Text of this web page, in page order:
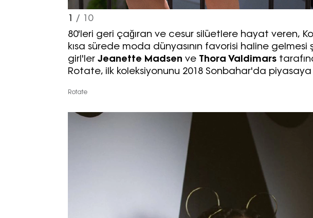
1 / 10
80'leri geri çağıran ve cesur silüetlere hayat veren,
kısa sürede moda dünyasının favorisi haline gelmesi
girl'ler Jeanette Madsen ve Thora Valdimars
Rotate, ilk koleksiyonunu 2018 Sonbahar'da piyasaya
Rotate